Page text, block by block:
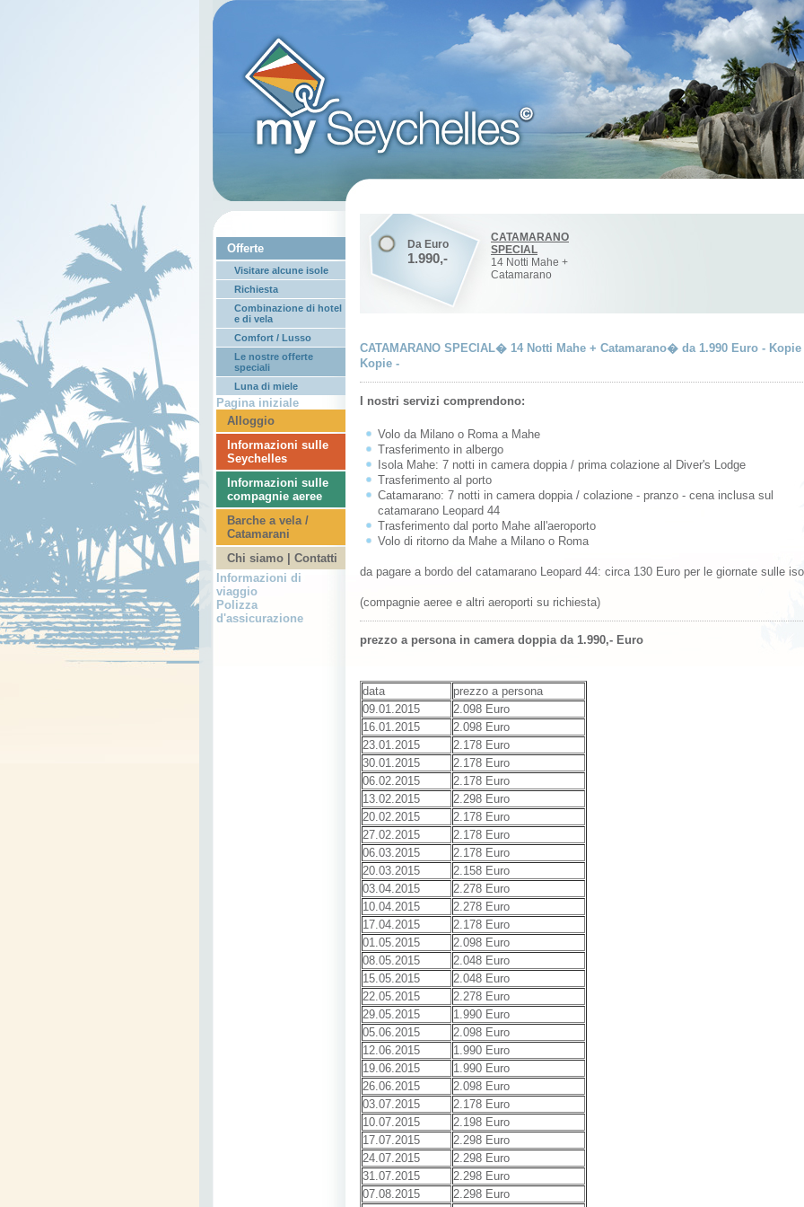
Offerte
Visitare alcune isole
Richiesta
Combinazione di hotel
e di vela
Comfort / Lusso
Le nostre offerte
speciali
Luna di miele
Pagina iniziale
Alloggio
Informazioni sulle
Seychelles
Informazioni sulle
compagnie aeree
Barche a vela /
Catamarani
Chi siamo | Contatti
Informazioni di
viaggio
Polizza
d'assicurazione
Da Euro
1.990,-
CATAMARANO
SPECIAL
14 Notti Mahe +
Catamarano
CATAMARANO SPECIAL� 14 Notti Mahe + Catamarano� da 1.990 Euro - Kopie
Kopie -
I nostri servizi comprendono:
Volo da Milano o Roma a Mahe
Trasferimento in albergo
Isola Mahe: 7 notti in camera doppia / prima colazione al Diver's Lodge
Trasferimento al porto
Catamarano: 7 notti in camera doppia / colazione - pranzo - cena inclusa sul
catamarano Leopard 44
Trasferimento dal porto Mahe all'aeroporto
Volo di ritorno da Mahe a Milano o Roma
da pagare a bordo del catamarano Leopard 44: circa 130 Euro per le giornate sulle
(compagnie aeree e altri aeroporti su richiesta)
prezzo a persona in camera doppia da 1.990,- Euro
data
prezzo a persona
09.01.2015
2.098 Euro
16.01.2015
2.098 Euro
23.01.2015
2.178 Euro
30.01.2015
2.178 Euro
06.02.2015
2.178 Euro
13.02.2015
2.298 Euro
20.02.2015
2.178 Euro
27.02.2015
2.178 Euro
06.03.2015
2.178 Euro
20.03.2015
2.158 Euro
03.04.2015
2.278 Euro
10.04.2015
2.278 Euro
17.04.2015
2.178 Euro
01.05.2015
2.098 Euro
08.05.2015
2.048 Euro
15.05.2015
2.048 Euro
22.05.2015
2.278 Euro
29.05.2015
1.990 Euro
05.06.2015
2.098 Euro
12.06.2015
1.990 Euro
19.06.2015
1.990 Euro
26.06.2015
2.098 Euro
03.07.2015
2.178 Euro
10.07.2015
2.198 Euro
17.07.2015
2.298 Euro
24.07.2015
2.298 Euro
31.07.2015
2.298 Euro
07.08.2015
2.298 Euro